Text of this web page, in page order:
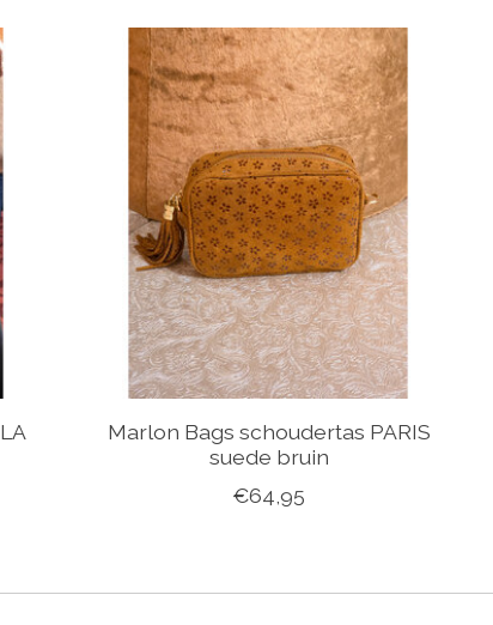
Marlon Bags schoudertas PARIS
suede bruin
€64,95